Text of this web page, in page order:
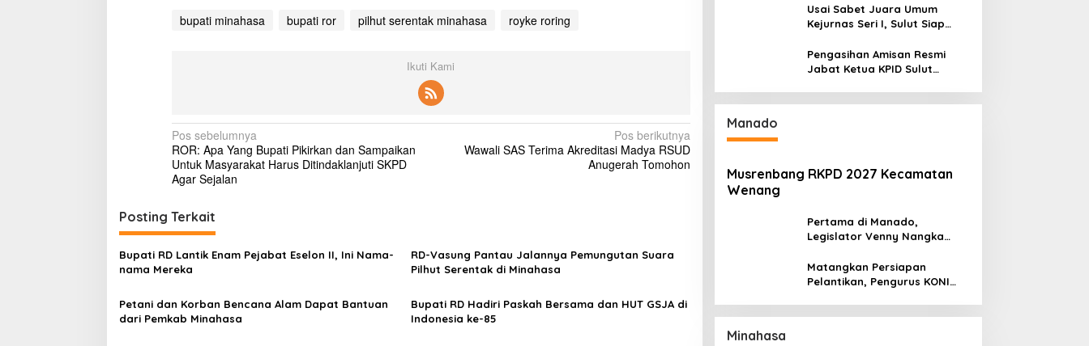
A
k
h
9
n
bupati minahasa bupati ror pilhut serentak minahasa royke roring
Ikuti Kami
N
a
v
i
g
a
s
i
p
Pos sebelumnya
ROR: Apa Yang Bupati Pikirkan dan Sampaikan
Untuk Masyarakat Harus Ditindaklanjuti SKPD
Agar Sejalan
Pos berikutnya
Wawali SAS Terima Akreditasi Madya RSUD
Anugerah Tomohon
Posting Terkait
Bupati RD Lantik Enam Pejabat Eselon II, Ini Nama-
nama Mereka
RD-Vasung Pantau Jalannya Pemungutan Suara
Pilhut Serentak di Minahasa
Petani dan Korban Bencana Alam Dapat Bantuan
dari Pemkab Minahasa
Bupati RD Hadiri Paskah Bersama dan HUT GSJA di
Indonesia ke-85
Rakerda di Amurang
Usai Sabet Juara Umum
Kejurnas Seri I, Sulut Siap
Seri II Piala Presiden di
Tompaso
Pengasihan Amisan Resmi
Jabat Ketua KPID Sulut
Manado
Musrenbang RKPD 2027 Kecamatan
Wenang
Pertama di Manado,
Legislator Venny Nangka
Titiwungen Utara
Matangkan Persiapan
Pelantikan, Pengurus KONI
Minahasa